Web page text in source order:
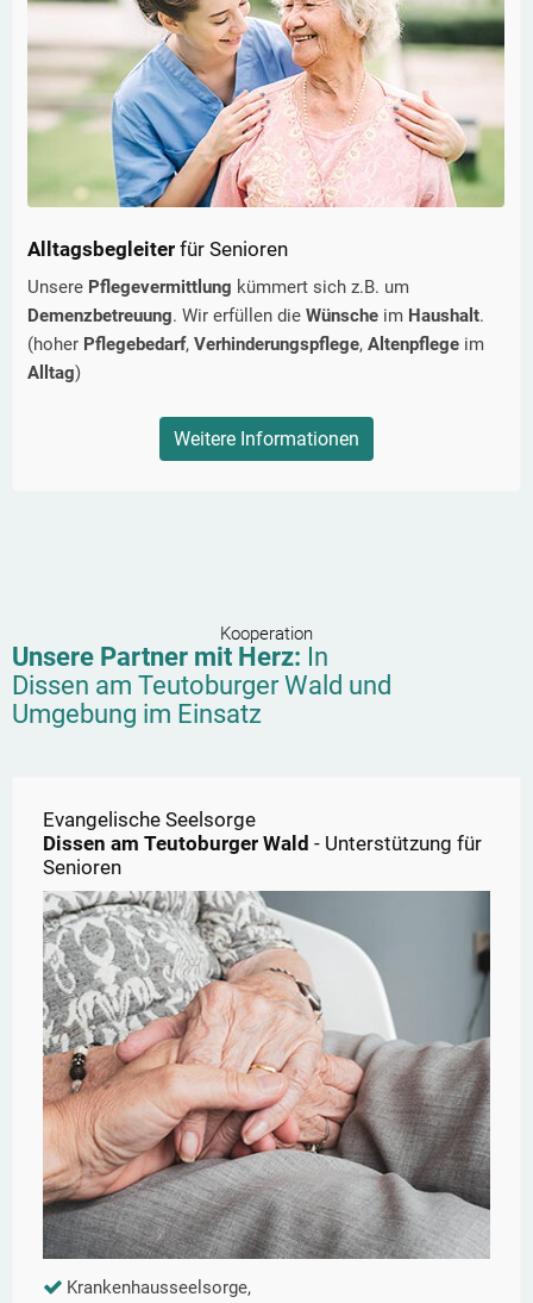
Alltagsbegleiter für Senioren
Unsere Pflegevermittlung kümmert sich z.B. um
Demenzbetreuung. Wir erfüllen die Wünsche im Haushalt.
(hoher Pflegebedarf, Verhinderungspflege, Altenpflege im
Alltag)
Weitere Informationen
Kooperation
Unsere Partner mit Herz: In
Dissen am Teutoburger Wald und
Umgebung im Einsatz
Evangelische Seelsorge
Dissen am Teutoburger Wald - Unterstützung für
Senioren
Krankenhausseelsorge,